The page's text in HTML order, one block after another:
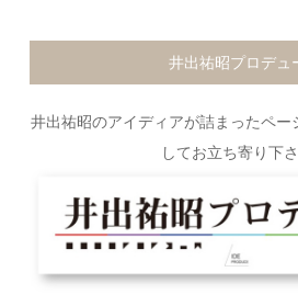
井出祐昭プロデュ
井出祐昭のアイディアが詰まったペー
してお立ち寄り下さ